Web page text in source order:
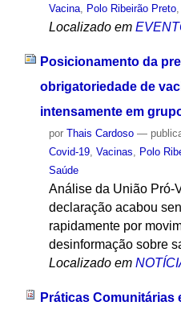
Vacina, Polo Ribeirão Preto,
Localizado em
Posicionamento da
obrigatoriedade de
intensamente em
por Thais Cardoso —
Covid-19, Vacinas, Polo
Saúde
Análise da União Pró-
declaração acabou
rapidamente por
desinformação sobre
Localizado em
Práticas Comunitárias